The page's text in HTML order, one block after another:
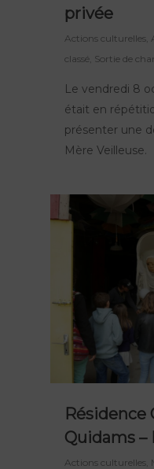
privée
Actions culturelles
classé Sortie de
Le vendredi 8
était en
présenter une
Mère Veilleuse.
Résidence
Quidams –
Actions culturelles